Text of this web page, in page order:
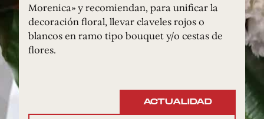
Morenica» y recomiendan, para unificar la
decoración floral, llevar claveles rojos o
blancos en ramo tipo bouquet y/o cestas de
flores.
ACTUALIDAD